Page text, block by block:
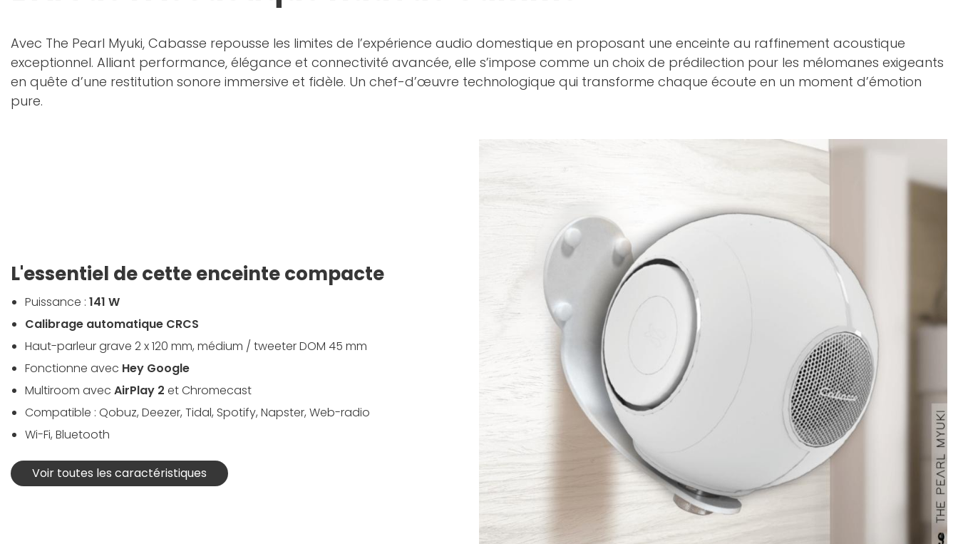
Avec The Pearl Myuki, Cabasse repousse les limites de l’expérience audio domestique en proposant une enceinte au raffinement acoustique
exceptionnel. Alliant performance, élégance et connectivité avancée, elle s’impose comme un choix de prédilection pour les mélomanes exigeants
en quête d’une restitution sonore immersive et fidèle. Un chef-d’œuvre technologique qui transforme chaque écoute en un moment d’émotion
pure.
L'essentiel de cette enceinte compacte
Puissance : 141 W
Calibrage automatique CRCS
Haut-parleur grave 2 x 120 mm, médium / tweeter DOM 45 mm
Fonctionne avec Hey Google
Multiroom avec AirPlay 2 et Chromecast
Compatible : Qobuz, Deezer, Tidal, Spotify, Napster, Web-radio
Wi-Fi, Bluetooth
Voir toutes les caractéristiques